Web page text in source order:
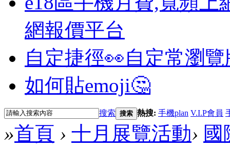
網報價平台
自定捷徑👀自定常瀏
如何貼emoji🤔
搜索 搜索 熱搜: 手機plan V.I.P會員
»首頁 › 十月展覽活動› 國